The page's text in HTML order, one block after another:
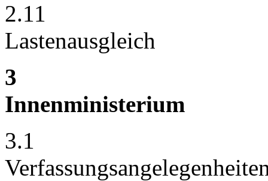
2.11
Lastenausgleich
3
Innenministerium
3.1